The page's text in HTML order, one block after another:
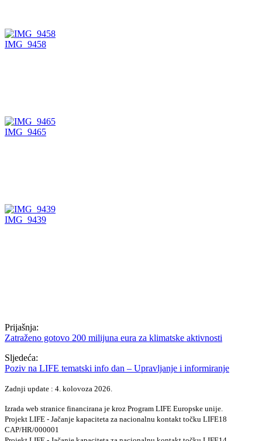
IMG_9458
IMG_9465
IMG_9439
Prijašnja:
Zatraženo gotovo 200 milijuna eura za klimatske aktivnosti
Sljedeća:
Poziv na LIFE tematski info dan – Upravljanje i informiranje
Zadnji update : 4. kolovoza 2026.
Izrada web stranice financirana je kroz Program LIFE Europske unije.
Projekt LIFE - Jačanje kapaciteta za nacionalnu kontakt točku LIFE18
CAP/HR/000001